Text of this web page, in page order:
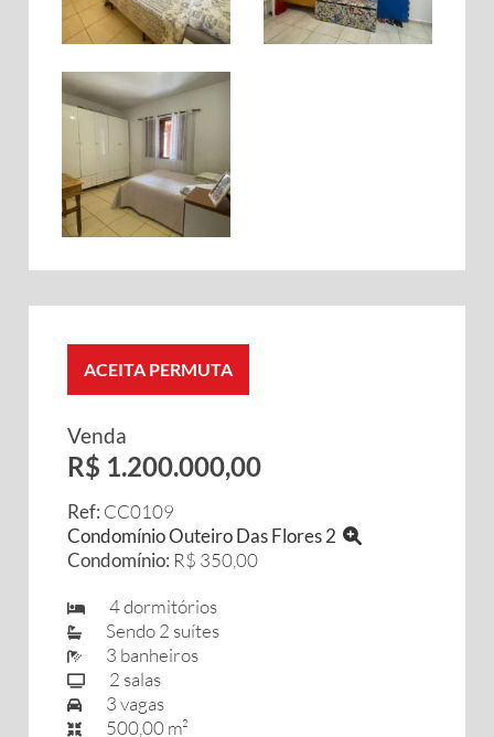
ACEITA PERMUTA
Venda
R$ 1.200.000,00
Ref: CC0109
Condomínio Outeiro Das Flores 2
Condomínio: R$ 350,00
4 dormitórios
Sendo 2 suítes
3 banheiros
2 salas
3 vagas
500,00 m²